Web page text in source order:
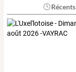
Récents